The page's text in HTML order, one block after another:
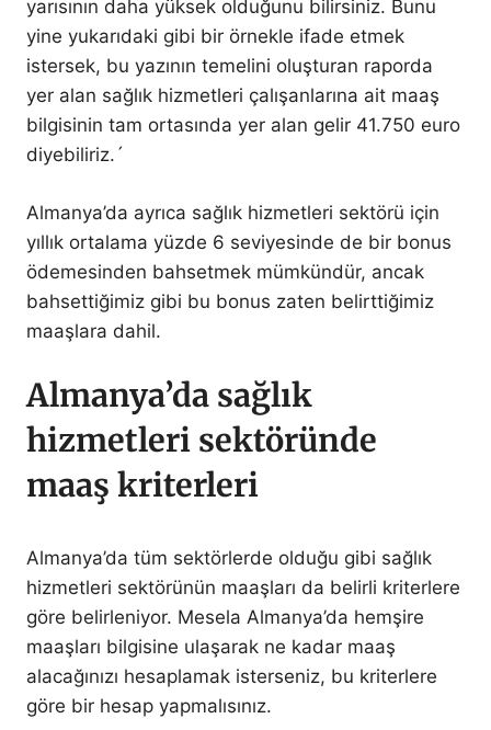
yarısının daha yüksek olduğunu bilirsiniz. Bunu
yine yukarıdaki gibi bir örnekle ifade etmek
istersek, bu yazının temelini oluşturan raporda
yer alan sağlık hizmetleri çalışanlarına ait maaş
bilgisinin tam ortasında yer alan gelir 41.750 euro
diyebiliriz.´
Almanya’da ayrıca sağlık hizmetleri sektörü için
yıllık ortalama yüzde 6 seviyesinde de bir bonus
ödemesinden bahsetmek mümkündür, ancak
bahsettiğimiz gibi bu bonus zaten belirttiğimiz
maaşlara dahil.
Almanya’da sağlık
hizmetleri sektöründe
maaş kriterleri
Almanya’da tüm sektörlerde olduğu gibi sağlık
hizmetleri sektörünün maaşları da belirli kriterlere
göre belirleniyor. Mesela Almanya’da hemşire
maaşları bilgisine ulaşarak ne kadar maaş
alacağınızı hesaplamak isterseniz, bu kriterlere
göre bir hesap yapmalısınız.